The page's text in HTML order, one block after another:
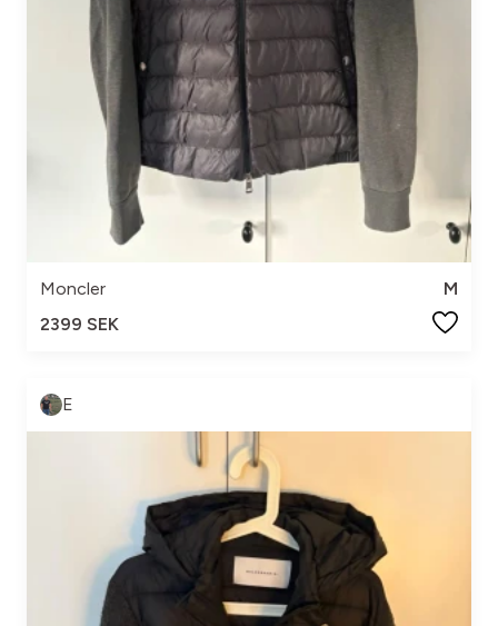
Moncler
M
2399 SEK
E